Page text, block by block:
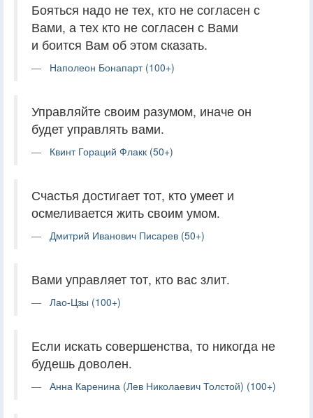
Бояться надо не тех, кто не согласен с
Вами, а тех кто не согласен с Вами
и боится Вам об этом сказать.
Наполеон Бонапарт (100+)
Управляйте своим разумом, иначе он
будет управлять вами.
Квинт Гораций Флакк (50+)
Счастья достигает тот, кто умеет и
осмеливается жить своим умом.
Дмитрий Иванович Писарев (50+)
Вами управляет тот, кто вас злит.
Лао-Цзы (100+)
Если искать совершенства, то никогда не
будешь доволен.
Анна Каренина (Лев Николаевич Толстой) (100+)